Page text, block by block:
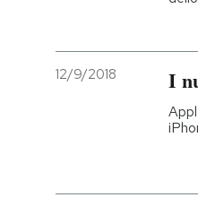
12/9/2018 I